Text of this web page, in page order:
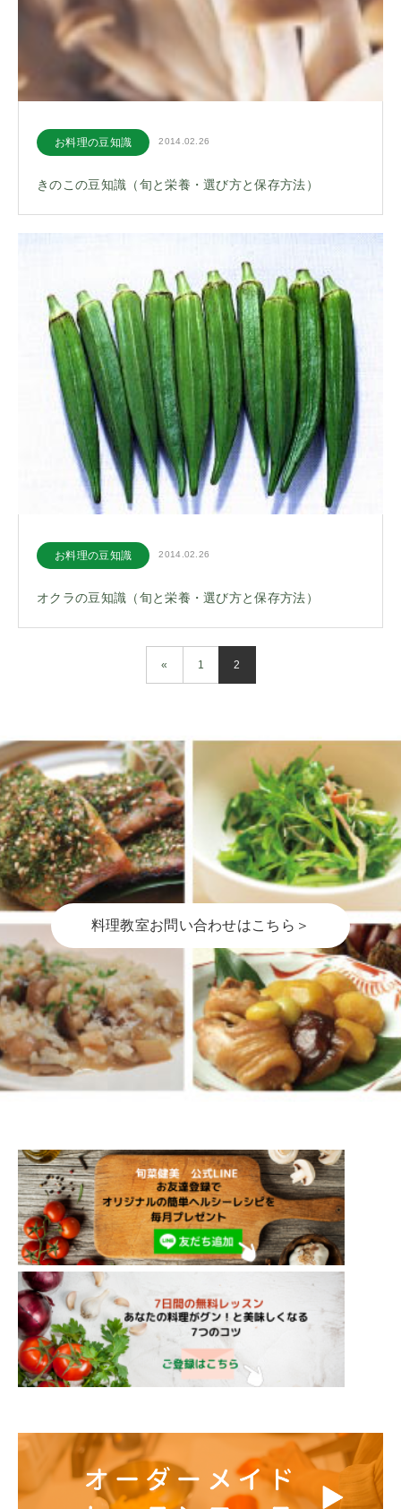
お料理の豆知識 2014.02.26
きのこの豆知識（旬と栄養・選び方と保存方法）
お料理の豆知識 2014.02.26
オクラの豆知識（旬と栄養・選び方と保存方法）
« 1 2
料理教室お問い合わせはこちら＞